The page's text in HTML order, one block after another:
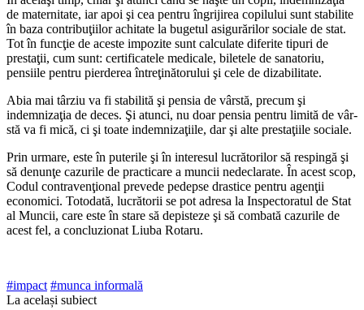
de maternita­te, iar apoi şi cea pentru îngrijirea copilului sunt stabilite
în baza contribuţiilor achitate la bugetul asigurărilor sociale de stat.
Tot în funcţie de aceste impozite sunt calculate di­ferite tipuri de
prestaţii, cum sunt: certifica­tele medicale, biletele de sanatoriu,
pensiile pentru pierderea întreţinătorului şi cele de dizabilitate.
Abia mai târziu va fi stabilită şi pensia de vârstă, precum şi
indemnizaţia de deces. Şi atunci, nu doar pensia pentru limită de vâr­
stă va fi mică, ci şi toate indemnizaţiile, dar şi alte prestaţiile sociale.
Prin urmare, este în puterile şi în intere­sul lucrătorilor să respingă şi
să denunţe ca­zurile de practicare a muncii nedeclarate. În acest scop,
Codul contravenţional prevede pedepse drastice pentru agenţii
economici. Totodată, lucrătorii se pot adresa la Inspec­toratul de Stat
al Muncii, care este în stare să depisteze şi să combată cazurile de
acest fel, a concluzionat Liuba Rotaru.
#impact #munca informală
La același subiect